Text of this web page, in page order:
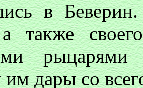
в
также
рыцарями
дары со